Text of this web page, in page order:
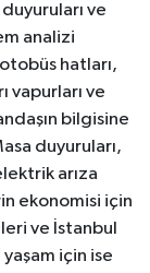
ve
analizi
hatları,
vapurları ve
bilgisine
duyuruları,
arıza
ekonomisi için
ve İstanbul
için ise